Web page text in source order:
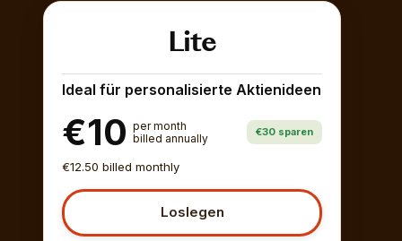
Lite
Ideal für personalisierte Aktienideen
€10 per month
billed annually
€30 sparen
€12.50 billed monthly
Loslegen